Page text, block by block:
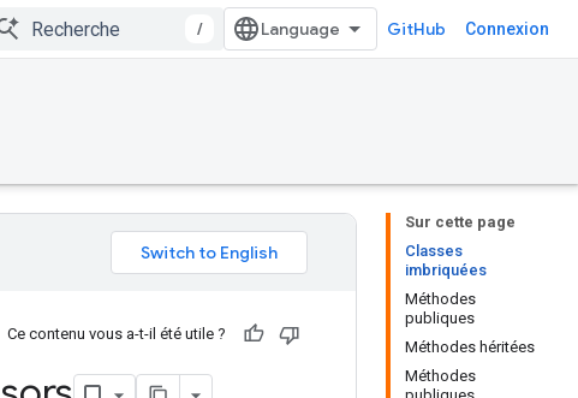
/ GitHub Connexion
Sur cette page
Classes
imbriquées
Méthodes
publiques
Méthodes héritées
Méthodes
Ce contenu vous a-t-il été utile ?